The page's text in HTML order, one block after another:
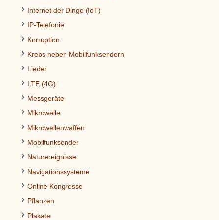
Internet der Dinge (IoT)
IP-Telefonie
Korruption
Krebs neben Mobilfunksendern
Lieder
LTE (4G)
Messgeräte
Mikrowelle
Mikrowellenwaffen
Mobilfunksender
Naturereignisse
Navigationssysteme
Online Kongresse
Pflanzen
Plakate